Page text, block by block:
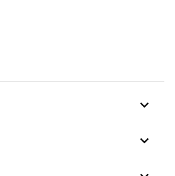
keyboard_arrow_down
keyboard_arrow_down